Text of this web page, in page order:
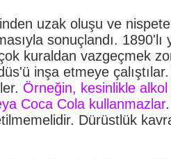
uzak oluşu ve
sonuçlandı.
kuraldan vazgeçmek
inşa etmeye
Örneğin, kesinlikle
Coca Cola kullanmazlar
Dürüstlük